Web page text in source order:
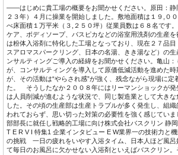
――はじめに貴工場の概要をお聞かせください。原田：静
２３年）４月に操業を開始しました。敷地面積は１９,０
べ床面積１万平米（３,２５０坪）従業員数は６８名です
ケア、ボディソープ、バスピカなどの浴室用洗剤の生産
は粉体入浴剤に特化した工場となっており、現在２７品
スアロマスパークリング、日本の名湯、きき湯など）の
ンサルティングご導入の経緯をお聞かせください。亀山
が、コンサルティングを導入して原価低減活動を進めた
が、その活動は“やらされ感”が強く、残念ながら現場に定
た。 そうしたなか２００８年にはリーマンショックが発
は人員削減が進むような状況で、同じ製造業として大き
した。その頃の生産部は生産トラブルが多く発生し、組
われておらず、思い切った対策の必要性を強く感じてい
部部長に就任し戦略的工場に向け株式会社バスクリン 静
T E R V I 特集1 企業インタビュー E W業界一の技術力と
の挑戦 一日の疲れをいやす入浴タイム、日本人ほど風呂
て毎日のお風呂に欠かせない入浴剤といえばバスクリン